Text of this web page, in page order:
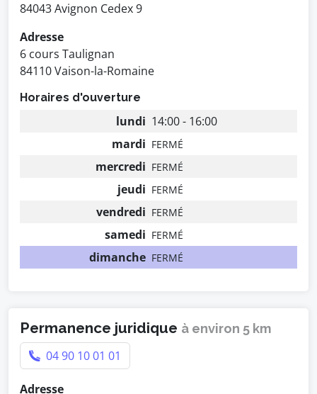
84043 Avignon Cedex 9
Adresse
6 cours Taulignan
84110 Vaison-la-Romaine
Horaires d'ouverture
lundi 14:00 - 16:00
mardi FERMÉ
mercredi FERMÉ
jeudi FERMÉ
vendredi FERMÉ
samedi FERMÉ
dimanche FERMÉ
Permanence juridique à environ 5 km
04 90 10 01 01
Adresse